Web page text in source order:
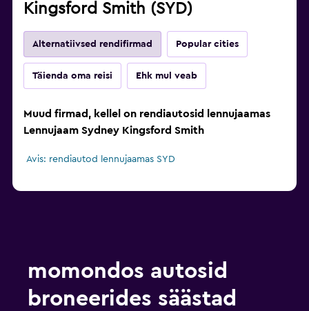
Kingsford Smith (SYD)
Alternatiivsed rendifirmad Popular cities
Täienda oma reisi Ehk mul veab
Muud firmad, kellel on rendiautosid lennujaamas
Lennujaam Sydney Kingsford Smith
Avis: rendiautod lennujaamas SYD
momondos autosid
broneerides säästad